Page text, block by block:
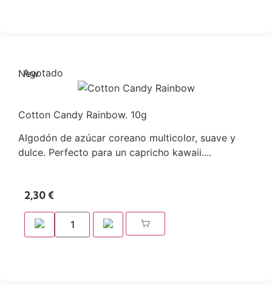
Agotado
New
Cotton Candy Rainbow. 10g
Algodón de azúcar coreano multicolor, suave y
dulce. Perfecto para un capricho kawaii....
2,30€